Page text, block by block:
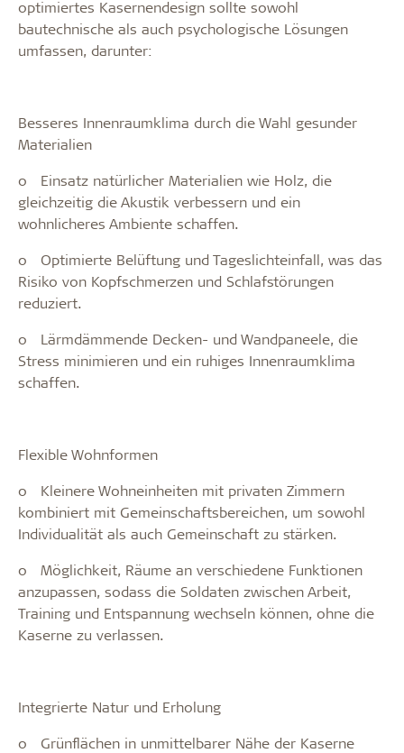
optimiertes Kasernendesign sollte sowohl
bautechnische als auch psychologische Lösungen
umfassen, darunter:
Besseres Innenraumklima durch die Wahl gesunder
Materialien
o Einsatz natürlicher Materialien wie Holz, die
gleichzeitig die Akustik verbessern und ein
wohnlicheres Ambiente schaffen.
o Optimierte Belüftung und Tageslichteinfall, was das
Risiko von Kopfschmerzen und Schlafstörungen
reduziert.
o Lärmdämmende Decken- und Wandpaneele, die
Stress minimieren und ein ruhiges Innenraumklima
schaffen.
Flexible Wohnformen
o Kleinere Wohneinheiten mit privaten Zimmern
kombiniert mit Gemeinschaftsbereichen, um sowohl
Individualität als auch Gemeinschaft zu stärken.
o Möglichkeit, Räume an verschiedene Funktionen
anzupassen, sodass die Soldaten zwischen Arbeit,
Training und Entspannung wechseln können, ohne die
Kaserne zu verlassen.
Integrierte Natur und Erholung
o Grünflächen in unmittelbarer Nähe der Kaserne